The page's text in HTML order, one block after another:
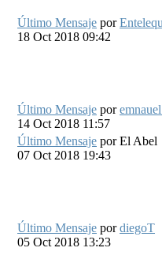
Último Mensaje por
18 Oct 2018 09:42
Último Mensaje por
14 Oct 2018 11:57
Último Mensaje porEl Abel
07 Oct 2018 19:43
Último Mensaje pordiegoT
05 Oct 2018 13:23